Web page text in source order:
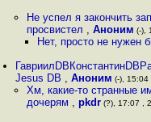
Не успел я закончить
просвистел , Аноним (-),
Нет, просто не нужен
Jesus DB ,Аноним (-), 15:04
Хм, какие-то странные
дочерям , pkdr(?), 17:07 ,